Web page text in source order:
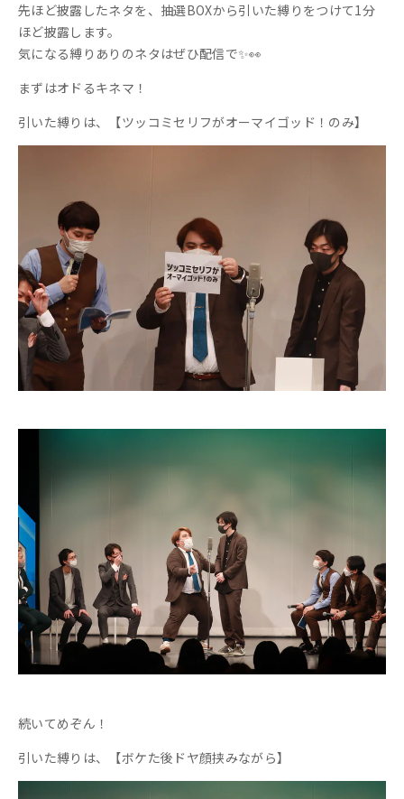
先ほど披露したネタを、抽選BOXから引いた縛りをつけて1分
ほど披露します。
気になる縛りありのネタはぜひ配信で✨👀
まずはオドるキネマ！
引いた縛りは、【ツッコミセリフがオーマイゴッド！のみ】
続いてめぞん！
引いた縛りは、【ボケた後ドヤ顔挟みながら】